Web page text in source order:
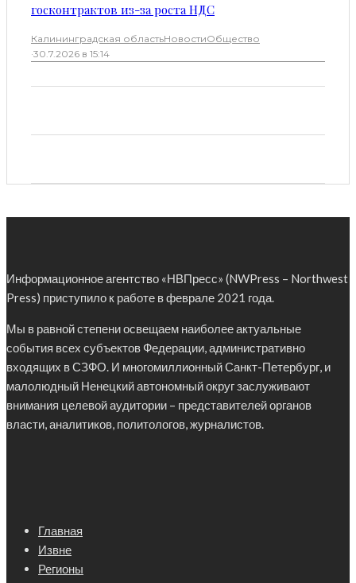
госконтрактов из-за роста НДС
Калининградская областьНовостиОбщество
·30.7.2026 в 15:14
Информационное агентство «НВПресс» (NWPress – Northwest
Press) приступило к работе в феврале 2021 года.
Мы в равной степени освещаем наиболее актуальные
события всех субъектов Федерации, административно
входящих в СЗФО. И многомиллионный Санкт-Петербург, и
малолюдный Ненецкий автономный округ заслуживают
внимания целевой аудитории – представителей органов
власти, аналитиков, политологов, журналистов.
Главная
Извне
Регионы